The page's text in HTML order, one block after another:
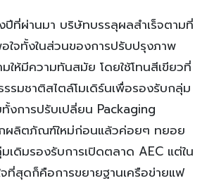
ปีที่ผ่านมา บริษัทบรรลุผลสำเร็จตามที่
ใจทั้งในส่วนของการปรับปรุงภาพ
ห้มีความทันสมัย โดยใช้โทนสีเขียวที่
รรมชาติสไตล์โมเดิร์นเพื่อรองรับกลุ่ม
งการปรับเปลี่ยน Packaging
กผลิตภัณฑ์ใหม่ก่อนแล้วค่อยๆ ทยอย
ดิมรองรับการเปิดตลาด AEC แต่ใน
ที่สุดก็คือการขยายฐานเครือข่ายแฟ